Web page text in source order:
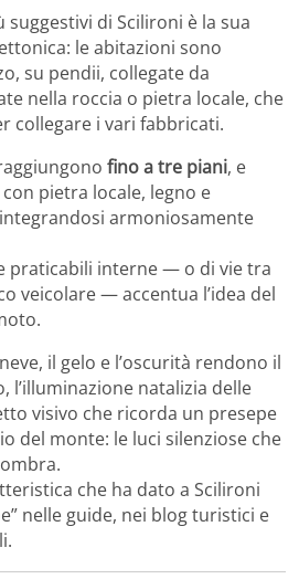
di Scilironi è la sua
le abitazioni sono
su pendii, collegate da
nella roccia o pietra locale, che
collegare i vari fabbricati.
fino a tre piani, e
pietra locale, legno e
armoniosamente
praticabili interne — o di vie tra
veicolare — accentua l’idea del
il gelo e l’oscurità rendono il
l’illuminazione natalizia delle
visivo che ricorda un presepe
del monte: le luci silenziose che
che ha dato a Scilironi
nelle guide, nei blog turistici e